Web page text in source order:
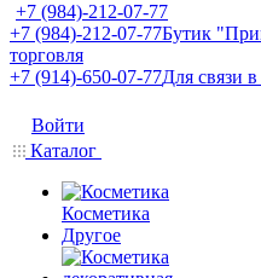
+7 (984)-212-07-77
+7 (984)-212-07-77Бутик
торговля
+7 (914)-650-07-77Для связи
Войти
Каталог
Косметика
Другое